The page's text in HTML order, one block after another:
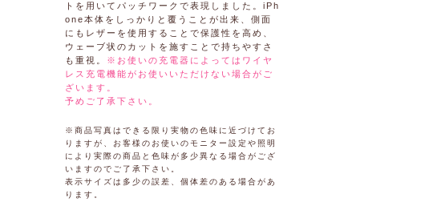
トを用いてパッチワークで表現しました。iPh
one本体をしっかりと覆うことが出来、側面
にもレザーを使用することで保護性を高め、
ウェーブ状のカットを施すことで持ちやすさ
も重視。 ※お使いの充電器によってはワイヤ
レス充電機能がお使いいただけない場合がご
ざいます。
予めご了承下さい。
※商品写真はできる限り実物の色味に近づけてお
りますが、お客様のお使いのモニター設定や照明
により実際の商品と色味が多少異なる場合がござ
いますのでご了承下さい。
表示サイズは多少の誤差、個体差のある場合があ
ります。